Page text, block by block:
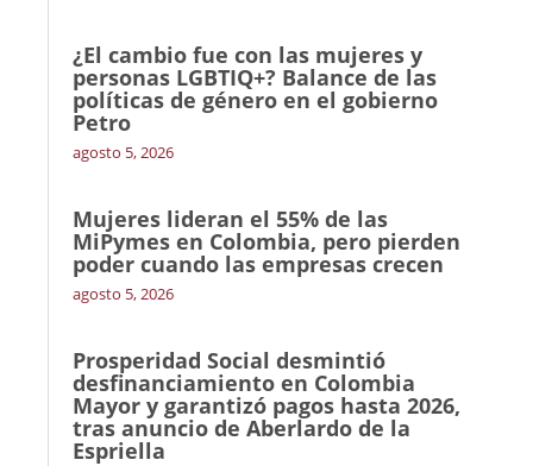
¿El cambio fue con las mujeres y
personas LGBTIQ+? Balance de las
políticas de género en el gobierno
Petro
agosto 5, 2026
Mujeres lideran el 55% de las
MiPymes en Colombia, pero pierden
poder cuando las empresas crecen
agosto 5, 2026
Prosperidad Social desmintió
desfinanciamiento en Colombia
Mayor y garantizó pagos hasta 2026,
tras anuncio de Aberlardo de la
Espriella